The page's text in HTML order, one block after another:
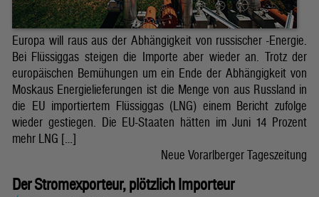
Europa will raus aus der Abhängigkeit von russischer -Energie.
Bei Flüssiggas steigen die Importe aber wieder an. Trotz der
europäischen Bemühungen um ein Ende der Abhängigkeit von
Moskaus Energielieferungen ist die Menge von aus Russland in
die EU importiertem Flüssiggas (LNG) einem Bericht zufolge
wieder gestiegen. Die EU-Staaten hätten im Juni 14 Prozent
mehr LNG […]
Neue Vorarlberger Tageszeitung
Der Stromexporteur, plötzlich Importeur